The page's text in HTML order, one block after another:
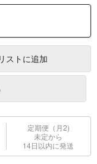
ストに追加
定期便（月2)
未定から
14日以内に発送